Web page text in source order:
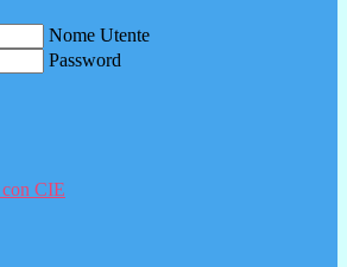
Nome Utente
Password
CIE